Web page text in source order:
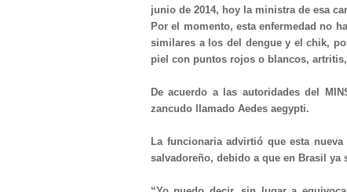
junio de 2014, hoy la ministra de esa
Por el momento, esta enfermedad no
similares a los del dengue y el chik,
piel con puntos rojos o blancos,
De acuerdo a las autoridades del
zancudo llamado Aedes aegypti.
La funcionaria advirtió que esta
salvadoreño, debido a que en Brasil ya